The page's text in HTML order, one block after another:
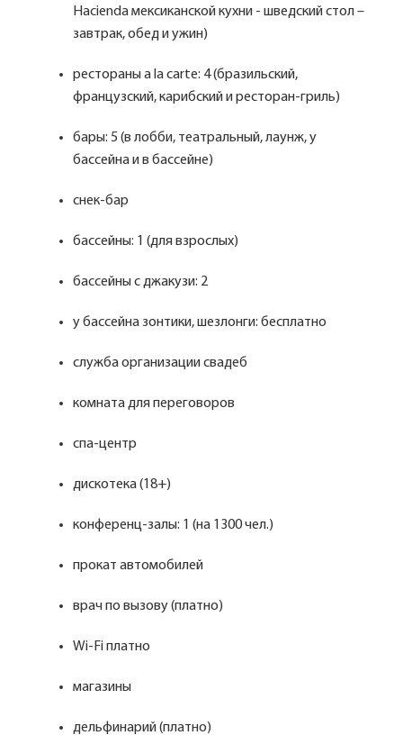
Hacienda мексиканской кухни - шведский стол –
завтрак, обед и ужин)
рестораны a la carte: 4 (бразильский,
французский, карибский и ресторан-гриль)
бары: 5 (в лобби, театральный, лаунж, у
бассейна и в бассейне)
снек-бар
бассейны: 1 (для взрослых)
бассейны с джакузи: 2
у бассейна зонтики, шезлонги: бесплатно
служба организации свадеб
комната для переговоров
спа-центр
дискотека (18+)
конференц-залы: 1 (на 1300 чел.)
прокат автомобилей
врач по вызову (платно)
Wi-Fi платно
магазины
дельфинарий (платно)